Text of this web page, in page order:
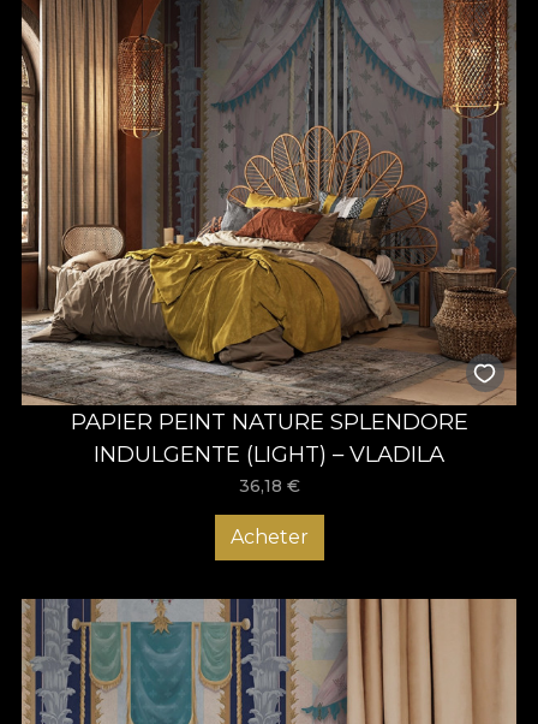
PAPIER PEINT NATURE SPLENDORE
INDULGENTE (LIGHT) – VLADILA
36,18 €
Acheter